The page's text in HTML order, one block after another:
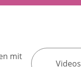
mit
Videos